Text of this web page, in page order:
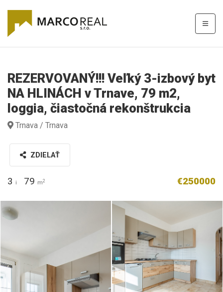
REZERVOVANÝ!!! Veľký 3-izbový byt
NA HLINÁCH v Trnave, 79 m2,
loggia, čiastočná rekonštrukcia
Trnava / Trnava
ZDIELAŤ
3 i 79 m2 €250000
B36A3096.jpg B36A3098__1.jpg